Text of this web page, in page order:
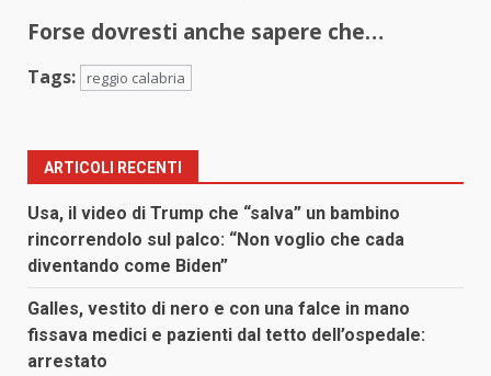
Forse dovresti anche sapere che…
Tags: reggio calabria
ARTICOLI RECENTI
Usa, il video di Trump che “salva” un bambino
rincorrendolo sul palco: “Non voglio che cada
diventando come Biden”
Galles, vestito di nero e con una falce in mano
fissava medici e pazienti dal tetto dell’ospedale:
arrestato